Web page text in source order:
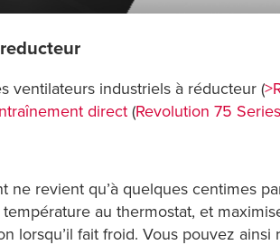
ventilateurs industriels à réducteur (
direct (Revolution 75
revient qu’à quelques centimes
au thermostat, et
lorsqu’il fait froid. Vous pouvez